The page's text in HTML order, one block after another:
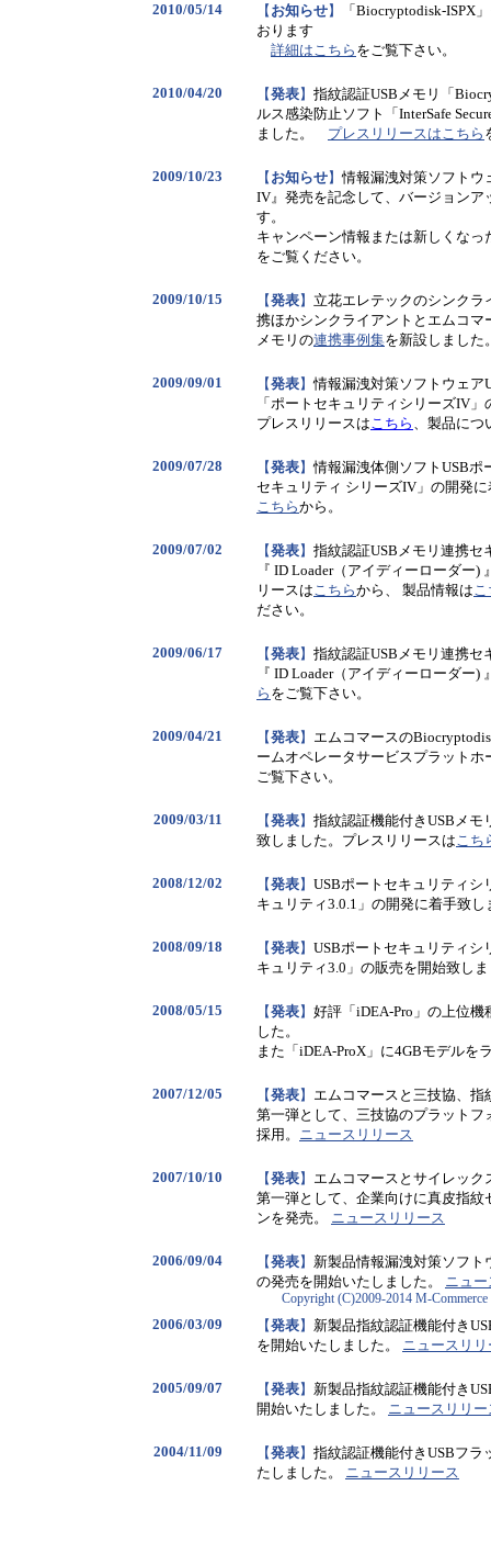
2010/05/14 【 お知らせ】 「 Biocryptodisk-ISPX
おります
詳細はこちら をご覧下さい。
2010/04/20 【発表】 指紋認証USBメモリ「
ルス感染防止ソフト「InterSafe
ました。 プレスリリースはこちら
2009/10/23 【 お知らせ】情報漏洩対策ソフト
IV』発売を記念して、バージョン
す。
キャンペーン情報または新しくなっ
をご覧ください。
2009/10/15 【発表】 立花エレテックのシンクラ
携ほかシンクライアントとエムコ
メモリの連携事例集を新設しました
2009/09/01 【発表】情報漏洩対策ソフトウェア
「ポートセキュリティシリーズIV
プレスリリースはこちら 、製品につ
2009/07/28 【発表】情報漏洩体側ソフトUSBポ
セキュリティ シリーズIV」の開発
こちらから。
2009/07/02 【発表】 指紋認証USBメモリ連携セ
『 ID Loader（アイディーローダー
リースはこちらから、 製品情報はこ
ださい。
2009/06/17 【発表】 指紋認証USBメモリ連携セ
『 ID Loader（アイディーローダー
ら をご覧下さい。
2009/04/21 【発表】 エムコマースの
ームオペレータサービスプラット
ご覧下さい。
2009/03/11 【発表】 指紋認証機能付きUSBメモ
致しました。プレスリリースはこち
2008/12/02 【発表】 USBポートセキュリティシ
キュリティ3.0.1」の開発に着手致し
2008/09/18 【発表】 USBポートセキュリティシ
キュリティ3.0」の販売を開始致し
2008/05/15 【発表】 好評「iDEA-Pro」の上位
した。
また「iDEA-ProX」に4GBモデルを
2007/12/05 【発表】 エムコマースと三技協、
第一弾として、三技協のプラット
採用。 ニュースリリース
2007/10/10 【発表】 エムコマースとサイレッ
第一弾として、企業向けに真皮指
ンを発売。 ニュースリリース
2006/09/04 【発表】 新製品情報漏洩対策ソフト
の発売を開始いたしました。 ニュ
2006/03/09 【発表】 新製品指紋認証機能付き
を開始いたしました。 ニュースリリ
2005/09/07 【発表】 新製品指紋認証機能付き
開始いたしました。 ニュースリリー
2004/11/09 【発表】 指紋認証機能付きUSBフ
たしました。 ニュースリリース
Copyright (C)2009-2014 M-